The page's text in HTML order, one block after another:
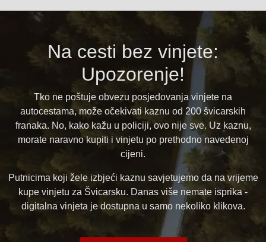
Na cesti bez vinjete:
Upozorenje!
Tko ne poštuje obvezu posjedovanja vinjete na
autocestama, može očekivati kaznu od 200 švicarskih
franaka. No, kako kažu u policiji, ovo nije sve. Uz kaznu,
morate naravno kupiti i vinjetu po prethodno navedenoj
cijeni.
Putnicima koji žele izbjeći kaznu savjetujemo da na vrijeme
kupe vinjetu za Švicarsku. Danas više nemate isprika -
digitalna vinjeta je dostupna u samo nekoliko klikova.